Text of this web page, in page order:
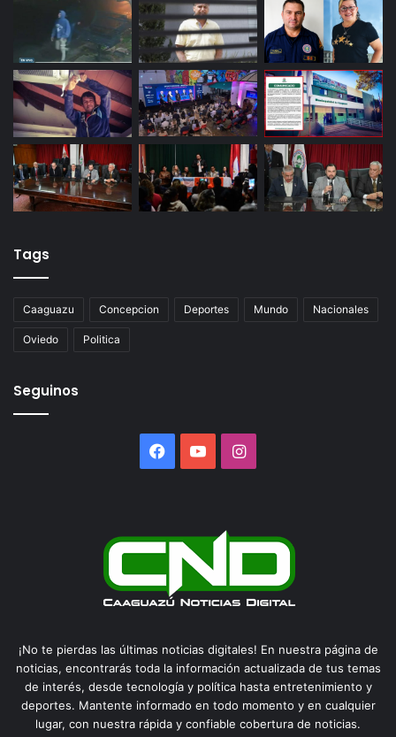
Tags
Caaguazu Concepcion Deportes Mundo Nacionales
Oviedo Politica
Seguinos
FacebookYouTubeInstagram
¡No te pierdas las últimas noticias digitales! En nuestra página de
noticias, encontrarás toda la información actualizada de tus temas
de interés, desde tecnología y política hasta entretenimiento y
deportes. Mantente informado en todo momento y en cualquier
lugar, con nuestra rápida y confiable cobertura de noticias.